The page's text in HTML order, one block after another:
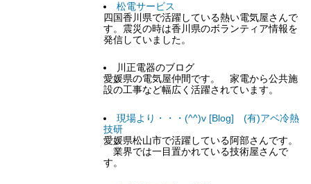
松電サービス
四国香川県で活躍している熱い電気屋さんで
す。震災の時は香川県のボランティア情報を
発信していました。
川正電器のブログ
愛媛県の電気屋仲間です。 家電から公共施
設の工事など幅広く活躍されています。
現場より・・・(^^)v [Blog] (有)アベ冷熱
技研
愛媛県松山市で活躍している阿部さんです。
業界では一目置かれている技術屋さんで
す。